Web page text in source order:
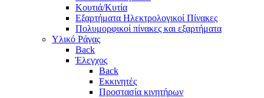
Κουτιά/Κυτία
Εξαρτήματα Ηλεκτρολογικοί Πίνακες
Πολυμορφικοί πίνακες και εξαρτήματα
Υλικό Ράγας
Back
Έλεγχος
Back
Εκκινητές
Προστασία κινητήρων